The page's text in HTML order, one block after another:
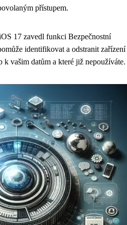
přístupem.
17 zavedl funkci Bezpečnostní
identifikovat a odstranit zařízení
k vašim datům a které již nepoužíváte.